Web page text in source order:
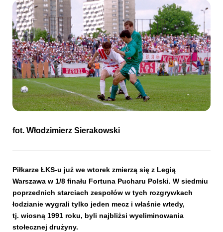
SKLEP KUP BILET
fot. Włodzimierz Sierakowski
Piłkarze ŁKS-u już we wtorek zmierzą się z Legią
Warszawa w 1/8 finału Fortuna Pucharu Polski. W siedmiu
poprzednich starciach zespołów w tych rozgrywkach
łodzianie wygrali tylko jeden mecz i właśnie wtedy,
tj. wiosną 1991 roku, byli najbliżsi wyeliminowania
stołecznej drużyny.